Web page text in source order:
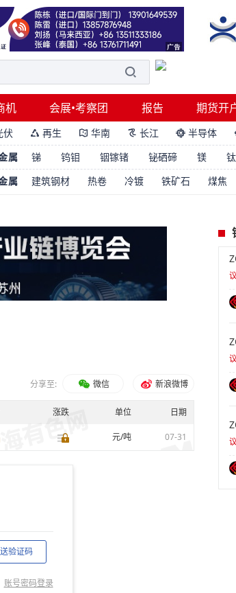
机 会展•考察团 报告 期货开
伏  再生  华南  长江  半导体
属 锑 钨钼 铟镓锗 铋硒碲 镁 钛
属 建筑钢材 热卷 冷镀 铁矿石 煤焦
分享至: 微信 新浪微博
涨跌 单位 日期
元/吨 07-31
验证码
账号密码登录